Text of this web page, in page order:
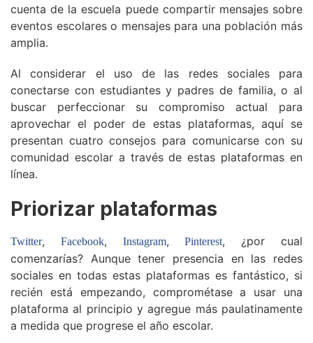
cuenta de la escuela puede compartir mensajes sobre
eventos escolares o mensajes para una población más
amplia.
Al considerar el uso de las redes sociales para
conectarse con estudiantes y padres de familia, o al
buscar perfeccionar su compromiso actual para
aprovechar el poder de estas plataformas, aquí se
presentan cuatro consejos para comunicarse con su
comunidad escolar a través de estas plataformas en
línea.
Priorizar plataformas
Twitter, Facebook, Instagram,Pinterest, ¿por cual
comenzarías? Aunque tener presencia en las redes
sociales en todas estas plataformas es fantástico, si
recién está empezando, comprométase a usar una
plataforma al principio y agregue más paulatinamente
a medida que progrese el año escolar.